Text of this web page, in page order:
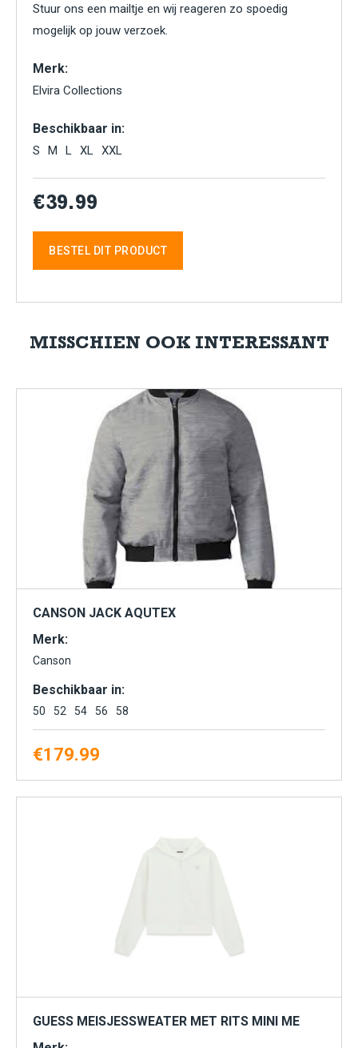
Stuur ons een mailtje en wij reageren zo spoedig
mogelijk op jouw verzoek.
Merk:
Elvira Collections
Beschikbaar in:
S M L XL XXL
€39.99
BESTEL DIT PRODUCT
MISSCHIEN OOK INTERESSANT
CANSON JACK AQUTEX
Merk:
Canson
Beschikbaar in:
50 52 54 56 58
€179.99
GUESS MEISJESSWEATER MET RITS MINI ME